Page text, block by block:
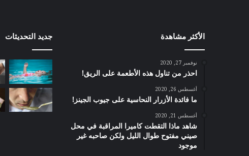
الأكثر مشاهدة
نوفمبر 27, 2020
احذر من تناول هذه الأطعمة على الريق!
أغسطس 26, 2020
ما فائدة الأزرار النحاسية على جيوب الجينز!
أغسطس 21, 2020
شاهد ماذا التقطت كاميرا المراقبة في محل
صيني مفتوح طوال الليل ولكن صاحبه غير
موجود
جديد التحديثات